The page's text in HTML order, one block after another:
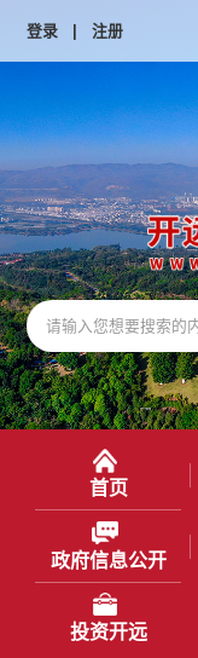
登录 | 注册
首页
政府信息公开
投资开远